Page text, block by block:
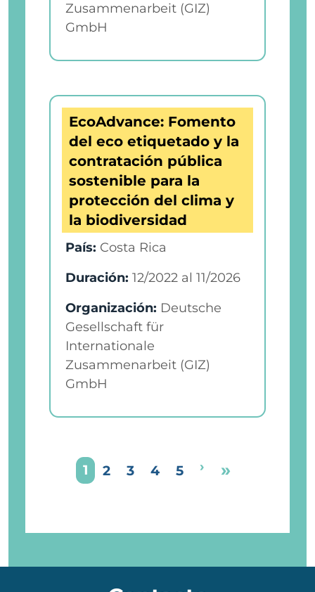
Zusammenarbeit (GIZ)
GmbH
EcoAdvance: Fomento
del eco etiquetado y la
contratación pública
sostenible para la
protección del clima y
la biodiversidad
País: Costa Rica
Duración: 12/2022 al 11/2026
Organización: Deutsche
Gesellschaft für
Internationale
Zusammenarbeit (GIZ)
GmbH
Paginación
Page
1 Page
2 Page
3 Page
4 Page
5 Siguiente
› Última
»